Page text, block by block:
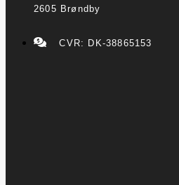
2605 Brøndby
CVR: DK-38865153